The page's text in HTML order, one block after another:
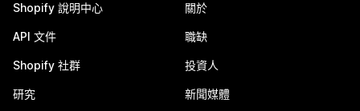
Shopify 說明中心
API 文件
Shopify 社群
研究
關於
職缺
投資人
新聞媒體